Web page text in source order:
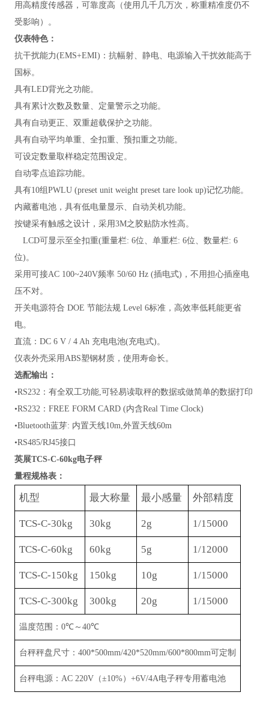
用高精度传感器，可靠度高（使用几千几万次，称重精准度仍不
受影响）。
仪表特色：
抗干扰能力(EMS+EMI)：抗幅射、静电、电源输入干扰效能高于
国标。
具有LED背光之功能。
具有累计次数及数量、定量警示之功能。
具有自动更正、双重超载保护之功能。
具有自动平均单重、全扣重、预扣重之功能。
可设定数量取样稳定范围设定。
自动零点追踪功能。
具有10组PWLU (preset unit weight preset tare look up)记忆功能。
内藏蓄电池，具有低电量显示、自动关机功能。
按键采有触感之设计，采用3M之胶贴防水性高。
LCD可显示至全扣重(重量栏: 6位、单重栏: 6位、数量栏: 6
位)。
采用可接AC 100~240V频率 50/60 Hz (插电式)，不用担心插座电
压不对。
开关电源符合 DOE 节能法规 Level 6标准，高效率低耗能更省
电。
直流： DC 6 V / 4 Ah 充电电池(充电式)。
仪表外壳采用ABS塑钢材质，使用寿命长。
选配输出：
•RS232：有全双工功能,可轻易读取秤的数据或做简单的数据打印
•RS232：FREE FORM CARD (内含Real Time Clock)
•Bluetooth蓝芽: 内置天线10m,外置天线60m
•RS485/RJ45接口
英展TCS-C-60kg电子秤
量程规格表：
机型 最大称量 最小感量 外部精度
TCS-C-30kg 30kg 2g 1/15000
TCS-C-60kg 60kg 5g 1/12000
TCS-C-150kg 150kg 10g 1/15000
TCS-C-300kg 300kg 20g 1/15000
温度范围： 0℃～ 40℃
台秤秤盘尺寸： 400*500mm/420*520mm/600*800mm可定制
台秤电源： AC 220V（±10%） +6V/4A电子秤专用蓄电池